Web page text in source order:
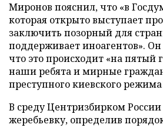
Миронов пояснил, что «в
которая открыто выступает
заключить позорный для
поддерживает иноагентов».
что это происходит «на пятый
наши ребята и мирные
преступного киевского
В среду Центризбирком
жеребьевку, определив